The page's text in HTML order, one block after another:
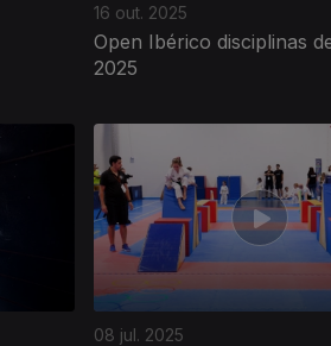
16 out. 2025
Open Ibérico disciplinas
2025
08 jul. 2025